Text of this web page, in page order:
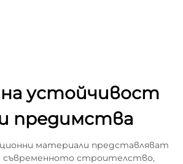
устойчивост
предимства
материали представляват
съвременното строителство,